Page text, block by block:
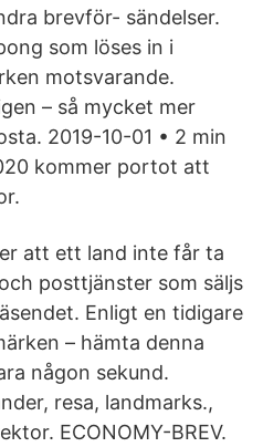
brevför- sändelser.
som löses in i
motsvarande.
– så mycket mer
2019-10-01 • 2 min
kommer portot att
att ett land inte får ta
posttjänster som säljs
Enligt en tidigare
– hämta denna
någon sekund.
resa, landmarks.,
ECONOMY-BREV.